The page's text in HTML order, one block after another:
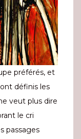
préférés, et
définis les
veut plus dire
le cri
passages